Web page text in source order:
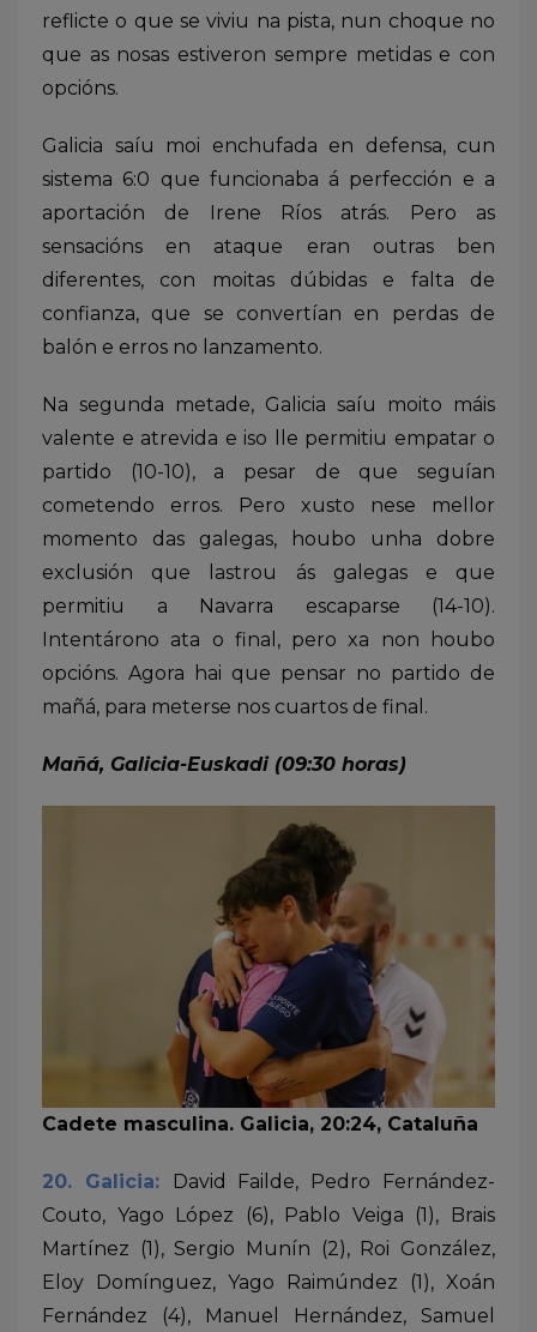
reflicte o que se viviu na pista, nun choque no
que as nosas estiveron sempre metidas e con
opcións.
Galicia saíu moi enchufada en defensa, cun
sistema 6:0 que funcionaba á perfección e a
aportación de Irene Ríos atrás. Pero as
sensacións en ataque eran outras ben
diferentes, con moitas dúbidas e falta de
confianza, que se convertían en perdas de
balón e erros no lanzamento.
Na segunda metade, Galicia saíu moito máis
valente e atrevida e iso lle permitiu empatar o
partido (10-10), a pesar de que seguían
cometendo erros. Pero xusto nese mellor
momento das galegas, houbo unha dobre
exclusión que lastrou ás galegas e que
permitiu a Navarra escaparse (14-10).
Intentárono ata o final, pero xa non houbo
opcións. Agora hai que pensar no partido de
mañá, para meterse nos cuartos de final.
Mañá, Galicia-Euskadi (09:30 horas)
Cadete masculina. Galicia, 20:24, Cataluña
20. Galicia:
David Failde, Pedro Fernández-
Couto, Yago López (6), Pablo Veiga (1), Brais
Martínez (1), Sergio Munín (2), Roi González,
Eloy Domínguez, Yago Raimúndez (1), Xoán
Fernández (4), Manuel Hernández, Samuel